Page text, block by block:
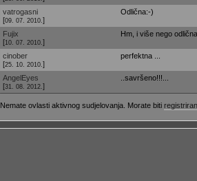
vatrogasni
[09. 07. 2010. ]
Odlična:-)
Fujix
[10. 07. 2010. ]
Hm, i više nego
cinober
[25. 10. 2010. ]
perfektna ...
AngelEyes
[31. 08. 2012. ]
..savršeno!!!...
Nemate ovlasti aktivnog sudjelovanja. Morate biti